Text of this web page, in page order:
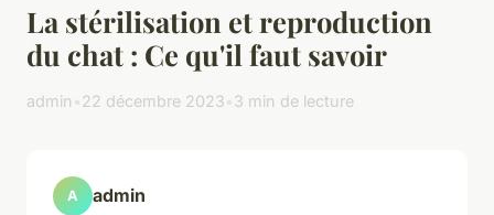
La stérilisation et reproduction
du chat : Ce qu'il faut savoir
admin 22 décembre 2023 3 min de lecture
A admin